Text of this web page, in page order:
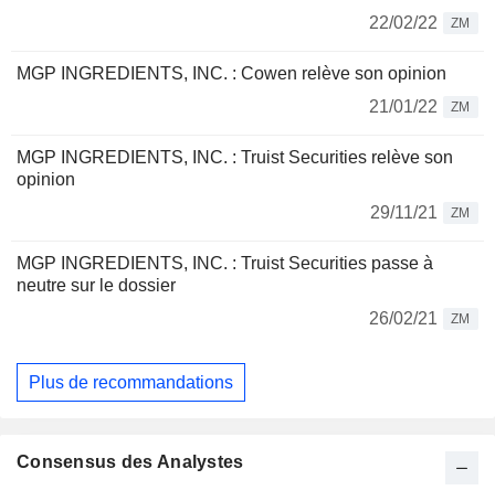
22/02/22
ZM
MGP INGREDIENTS, INC. : Cowen relève son opinion
21/01/22
ZM
MGP INGREDIENTS, INC. : Truist Securities relève son
opinion
29/11/21
ZM
MGP INGREDIENTS, INC. : Truist Securities passe à
neutre sur le dossier
26/02/21
ZM
Plus de recommandations
Consensus des Analystes